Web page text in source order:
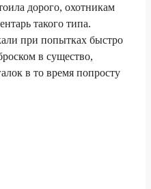
дорого, охотникам
такого типа.
при попытках быстро
в существо,
в то время попросту